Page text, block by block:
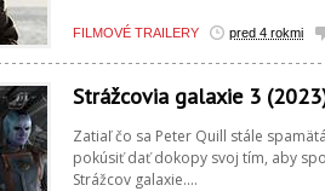
FILMOVÉ TRAILERY pred 4 rokmi
Strážcovia galaxie 3
Zatiaľ čo sa Peter Quill stále
pokúsiť dať dokopy svoj tím, aby
Strážcov galaxie....